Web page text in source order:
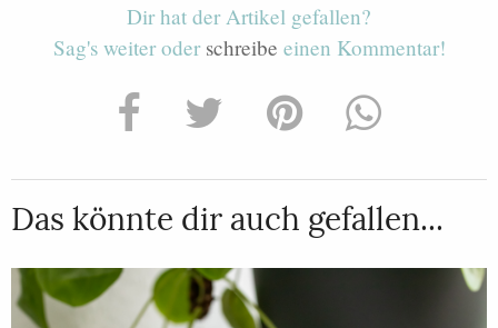
Dir hat der Artikel gefallen?
Sag's weiter oder schreibe einen Kommentar!
Das könnte dir auch gefallen...